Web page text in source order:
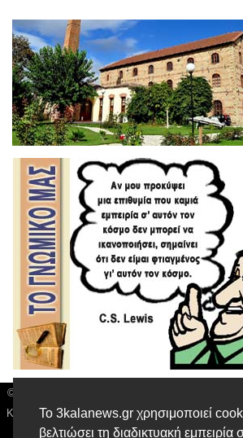
Το 3kalanews.gr χρησιμοποιεί
βελτιώσει τη διαδικτυακή εμπειρία
© 3kala News | Διακριτικός Τίτλος: Orion
Καρδίτσας, Υπο/μα Τρικάλων, Δ/νση: Τιουσόν
24310 63300, email: